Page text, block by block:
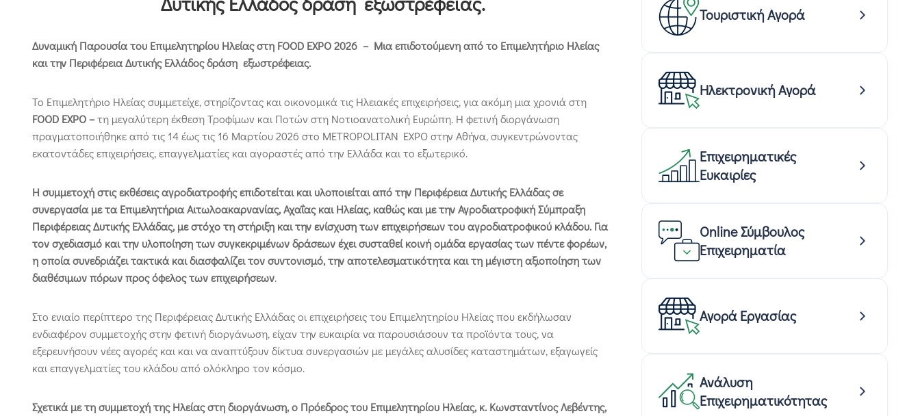
Δυναμική Παρουσία του Επιμελητηρίου Ηλείας στη FOOD EXPO2026 – Μια επιδοτούμενη από το Επιμελητήριο Ηλείας
και την Περιφέρεια Δυτικής Ελλάδος δράση εξωστρέφειας.
Το Επιμελητήριο Ηλείας συμμετείχε, στηρίζοντας και οικονομικά τις Ηλειακές επιχειρήσεις, για ακόμη μια χρονιά στη
FOOD EXPO –τη μεγαλύτερη έκθεση Τροφίμων και Ποτών στη Νοτιοανατολική Ευρώπη. Η φετινή διοργάνωση
πραγματοποιήθηκε από τις 14 έως τις 16 Μαρτίου 2026 στο METROPOLITAN EXPO στην Αθήνα, συγκεντρώνοντας
εκατοντάδες επιχειρήσεις, επαγγελματίες και αγοραστές από την Ελλάδα και το εξωτερικό.
Η συμμετοχή στις εκθέσεις αγροδιατροφής επιδοτείται και υλοποιείται από την Περιφέρεια Δυτικής Ελλάδας σε
συνεργασία με τα Επιμελητήρια Αιτωλοακαρνανίας, Αχαΐας και Ηλείας, καθώς και με την Αγροδιατροφική Σύμπραξη
Περιφέρειας Δυτικής Ελλάδας, με στόχο τη στήριξη και την ενίσχυση των επιχειρήσεων του αγροδιατροφικού κλάδου. Για
τον σχεδιασμό και την υλοποίηση των συγκεκριμένων δράσεων έχει συσταθεί κοινή ομάδα εργασίας των πέντε φορέων,
η οποία συνεδριάζει τακτικά και διασφαλίζει τον συντονισμό, την αποτελεσματικότητα και τη μέγιστη αξιοποίηση των
διαθέσιμων πόρων προς όφελος των επιχειρήσεων.
Στο ενιαίο περίπτερο της Περιφέρειας Δυτικής Ελλάδας οι επιχειρήσεις του Επιμελητηρίου Ηλείας που εκδήλωσαν
ενδιαφέρον συμμετοχής στην φετινή διοργάνωση, είχαν την ευκαιρία να παρουσιάσουν τα προϊόντα τους, να
εξερευνήσουν νέες αγορές και και να αναπτύξουν δίκτυα συνεργασιών με μεγάλες αλυσίδες καταστημάτων, εξαγωγείς
και επαγγελματίες του κλάδου από ολόκληρο τον κόσμο.
Σχετικά με τη συμμετοχή της Ηλείας στη διοργάνωση, ο Πρόεδρος του Επιμελητηρίου Ηλείας, κ. Κωνσταντίνος Λεβέντης,
Τουριστική Αγορά
Ηλεκτρονική Αγορά
Επιχειρηματικές
Ευκαιρίες
Online Σύμβουλος
Επιχειρηματία
Αγορά Εργασίας
Ανάλυση
Επιχειρηματικότητας